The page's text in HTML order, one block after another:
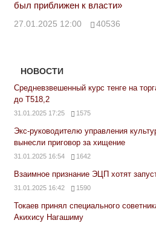
был приближен к власти»
27.01.2025 12:00 40536
НОВОСТИ
Средневзвешенный курс тенге на
до Т518,2
31.01.2025 17:25 1575
Экс-руководителю управления
вынесли приговор за хищение
31.01.2025 16:54 1642
Взаимное признание ЭЦП хотят
31.01.2025 16:42 1590
Токаев принял специального
Акихису Нагашиму